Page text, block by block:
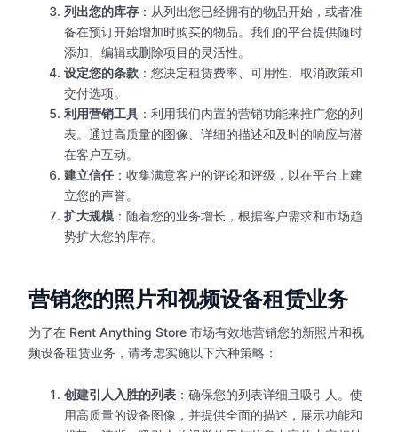
列出您的库存 ：从列出您已经拥有的物品开始，或者准
备在预订开始增加时购买的物品。我们的平台提供随时
添加、编辑或删除项目的灵活性。
设定您的条款 ：您决定租赁费率、可用性、取消政策和
交付选项。
利用营销工具 ：利用我们内置的营销功能来推广您的列
表。通过高质量的图像、详细的描述和及时的响应与潜
在客户互动。
建立信任 ：收集满意客户的评论和评级，以在平台上建
立您的声誉。
扩大规模 ：随着您的业务增长，根据客户需求和市场趋
势扩大您的库存。
营销您的照片和视频设备租赁业务
为了在 Rent Anything Store 市场有效地营销您的新照片和视
频设备租赁业务，请考虑实施以下六种策略：
创建引人入胜的列表 ：确保您的列表详细且吸引人。使
用高质量的设备图像，并提供全面的描述，展示功能和